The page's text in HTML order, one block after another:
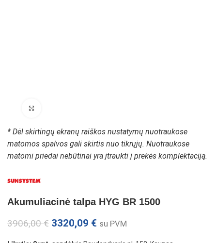
* Dėl skirtingų ekranų raiškos nustatymų nuotraukose
matomos spalvos gali skirtis nuo tikrųjų. Nuotraukose
matomi priedai nebūtinai yra įtraukti į prekės komplektaciją.
Akumuliacinė talpa HYG BR 1500
3906,00€ 3320,09 € su PVM